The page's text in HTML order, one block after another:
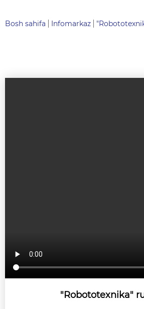
Bosh sahifa Infomarkaz
"Robototexnika"